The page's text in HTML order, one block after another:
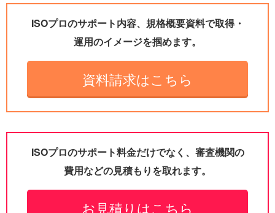
ISOプロのサポート内容、規格概要資料で取得・
運用のイメージを掴めます。
資料請求はこちら
ISOプロのサポート料金だけでなく、審査機関の
費用などの見積もりを取れます。
お見積りはこちら